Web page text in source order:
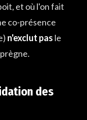
et où l'on fait
co-présence
n'exclut pas le
des